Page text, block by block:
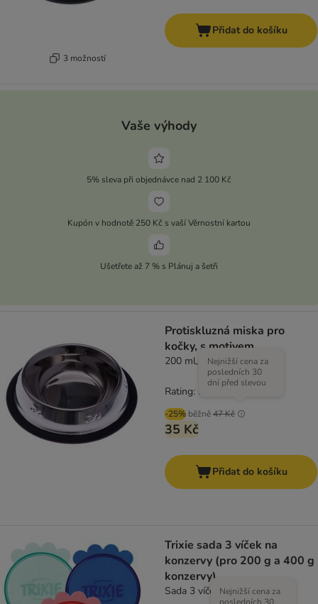
3 možností
Přidat do košíku
Vaše výhody
5% sleva při objednávce nad 2 100 Kč
Kupón v hodnotě 250 Kč s vaší Věrnostní kartou
Ušetřete až 7 % s Plánuj a šetři
Protiskluzná miska pro
kočky, s motivem
200 ml, Ø 15 cm
-25% běžně47 Kč
Nejnižší cena za
posledních 30
dní před slevou
35 Kč
Rating: 5/5
Přidat do košíku
Trixie sada 3 víček na
konzervy (pro 200 g a 400 g
konzervy)
Sada 3 víček, Ø 7,6 cm
Nejnižší cena za